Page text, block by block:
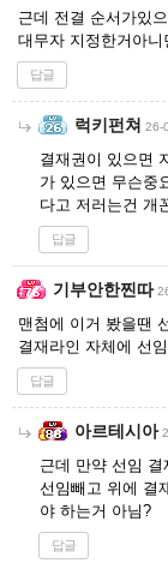
근데 전결 순서가있
대무자 지정한거아니
답글
럭키펀쳐 26-
결재권이 있으면
가 있으면 무슨중
다고 저러는건 개
답글
기부안한찐따
맨첨에 이거 봤을땐
결재라인 자체에 선
답글
아르테시아
근데 만약 선임 결
선임빼고 위에 결
야 하는거 아님?
답글